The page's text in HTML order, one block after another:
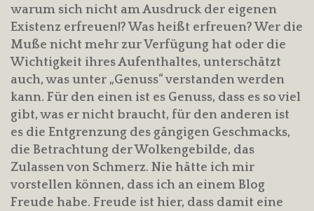
warum sich nicht am Ausdruck der eigenen
Existenz erfreuen!? Was heißt erfreuen? Wer die
Muße nicht mehr zur Verfügung hat oder die
Wichtigkeit ihres Aufenthaltes, unterschätzt
auch, was unter „Genuss“ verstanden werden
kann. Für den einen ist es Genuss, dass es so viel
gibt, was er nicht braucht, für den anderen ist
es die Entgrenzung des gängigen Geschmacks,
die Betrachtung der Wolkengebilde, das
Zulassen von Schmerz. Nie hätte ich mir
vorstellen können, dass ich an einem Blog
Freude habe. Freude ist hier, dass damit eine